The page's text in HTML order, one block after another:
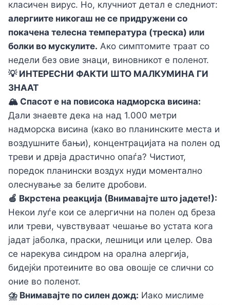
класичен вирус. Но, клучниот детал е следниот:
алергиите никогаш не се придружени со
покачена телесна температура (треска) или
болки во мускулите. Ако симптомите траат со
недели без овие знаци, виновникот е поленот.
💡 ИНТЕРЕСНИ ФАКТИ ШТО МАЛКУМИНА ГИ
ЗНААТ
🏔️ Спасот е на повисока надморска висина:
Дали знаевте дека на над 1.000 метри
надморска висина (како во планинските места и
воздушните бањи), концентрацијата на полен од
треви и дрвја драстично опаѓа? Чистиот,
поредок планински воздух нуди моментално
олеснување за белите дробови.
🍏 Вкрстена реакција (Внимавајте што јадете!):
Некои луѓе кои се алергични на полен од бреза
или треви, чувствуваат чешање во устата кога
јадат јаболка, праски, лешници или целер. Ова
се нарекува синдрoм на орална алергија,
бидејќи протеините во ова овошје се слични со
оние во поленот.
⛈️ Внимавајте по силен дожд: Иако мислиме